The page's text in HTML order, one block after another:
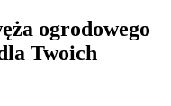
ogrodowego
Twoich